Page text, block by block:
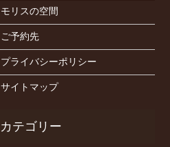
モリスの空間
ご予約先
プライバシーポリシー
サイトマップ